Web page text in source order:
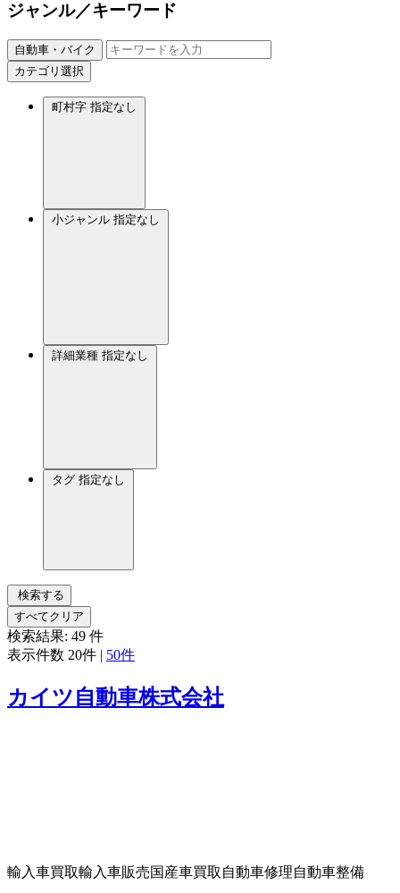
ジャンル／キーワード
自動車・バイク
カテゴリ選択
町村字 指定なし
小ジャンル 指定なし
詳細業種 指定なし
タグ 指定なし
検索する
すべてクリア
検索結果: 49 件
表示件数 20件 | 50件
カイツ自動車株式会社
輸入車買取輸入車販売国産車買取 自動車修理自動車整備